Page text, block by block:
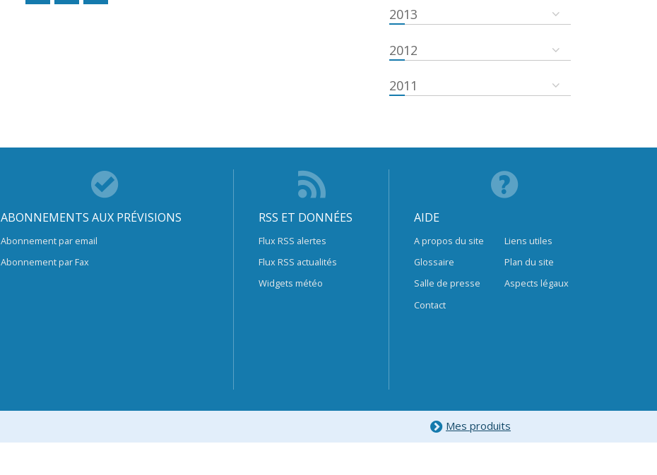
2013
2012
2011
ABONNEMENTS AUX PRÉVISIONS
Abonnement par email
Abonnement par Fax
RSS ET DONNÉES
Flux RSS alertes
Flux RSS actualités
Widgets météo
AIDE
A propos du site
Glossaire
Salle de presse
Contact
Liens utiles
Plan du site
Aspects légaux
Mes produits